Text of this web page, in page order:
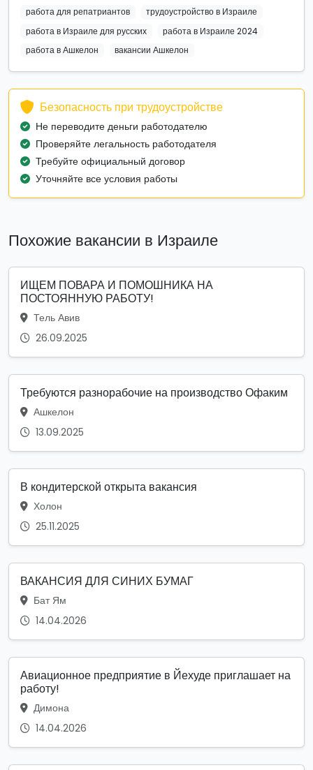
работа для репатриантов
трудоустройство в Израиле
работа в Израиле для русских
работа в Израиле 2024
работа в Ашкелон
вакансии Ашкелон
Безопасность при трудоустройстве
Не переводите деньги работодателю
Проверяйте легальность работодателя
Требуйте официальный договор
Уточняйте все условия работы
Похожие вакансии в Израиле
ИЩЕМ ПОВАРА И ПОМОШНИКА НА
ПОСТОЯННУЮ РАБОТУ!
Тель Авив
26.09.2025
Требуются разнорабочие на производство Офаким
Ашкелон
13.09.2025
В кондитерской открыта вакансия
Холон
25.11.2025
ВАКАНСИЯ ДЛЯ СИНИХ БУМАГ
Бат Ям
14.04.2026
Авиационное предприятие в Йехуде приглашает на
работу!
Димона
14.04.2026